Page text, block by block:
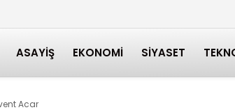
ASAYIŞ EKONOMI SIYASET
Acar